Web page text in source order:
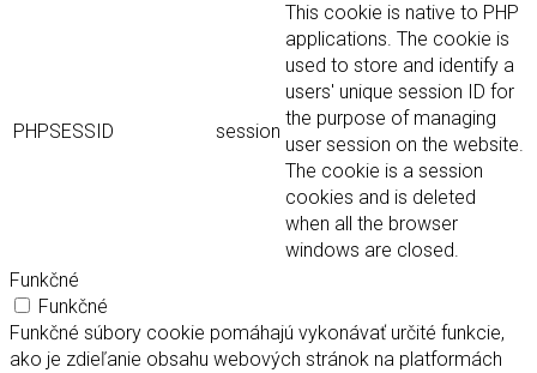
PHPSESSID session
This cookie is native to PHP
applications. The cookie is
used to store and identify a
users' unique session ID for
the purpose of managing
user session on the website.
The cookie is a session
cookies and is deleted
when all the browser
windows are closed.
Funkčné
Funkčné
Funkčné súbory cookie pomáhajú vykonávať určité funkcie,
ako je zdieľanie obsahu webových stránok na platformách